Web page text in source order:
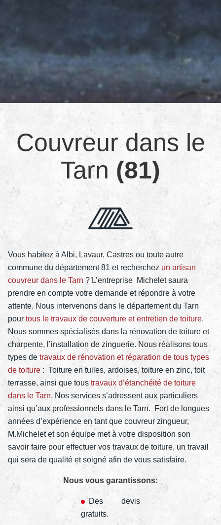
Couvreur dans le
Tarn (81)
Vous habitez à Albi, Lavaur, Castres ou toute autre
commune du département 81 et recherchez un artisan
couvreur dans le Tarn ? L’entreprise Michelet saura
prendre en compte votre demande et répondre à votre
attente. Nous intervenons dans le département du Tarn
pour tous le travaux de couverture et entretien de toiture.
Nous sommes spécialisés dans la rénovation de toiture et
charpente, l’installation de zinguerie. Nous réalisons tous
types de travaux de rénovation et réparation de tous types
de toiture : Toiture en tuiles, ardoises, toiture en zinc, toit
terrasse, ainsi que tous travaux d’étanchéité de toiture
dans le Tarn. Nos services s’adressent aux particuliers
ainsi qu’aux professionnels dans le Tarn. Fort de longues
années d’expérience en tant que couvreur zingueur,
M.Michelet et son équipe met à votre disposition son
savoir faire pour effectuer vos travaux de toiture, un travail
qui sera de qualité et soigné afin de vous satisfaire.
Nous vous garantissons:
Des devis
gratuits.